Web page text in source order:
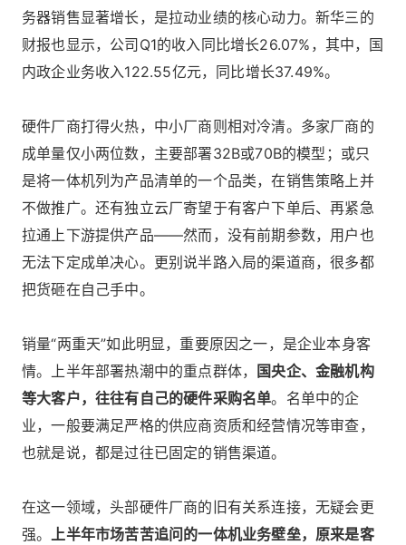
务器销售显著增长，是拉动业绩的核心动力。新华三的
财报也显示，公司Q1的收入同比增长26.07%，其中，国
内政企业务收入122.55亿元，同比增长37.49%。
硬件厂商打得火热，中小厂商则相对冷清。多家厂商的
成单量仅小两位数，主要部署32B或70B的模型；或只
是将一体机列为产品清单的一个品类，在销售策略上并
不做推广。还有独立云厂寄望于有客户下单后、再紧急
拉通上下游提供产品——然而，没有前期参数，用户也
无法下定成单决心。更别说半路入局的渠道商，很多都
把货砸在自己手中。
销量“两重天”如此明显，重要原因之一，是企业本身客
情。上半年部署热潮中的重点群体， 国央企、金融机构
等大客户，往往有自己的硬件采购名单。名单中的企
业，一般要满足严格的供应商资质和经营情况等审查，
也就是说，都是过往已固定的销售渠道。
在这一领域，头部硬件厂商的旧有关系连接，无疑会更
强。
上半年市场苦苦追问的一体机业务壁垒，原来是客